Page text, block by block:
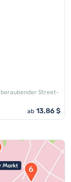
Street-
ab 13,86 $